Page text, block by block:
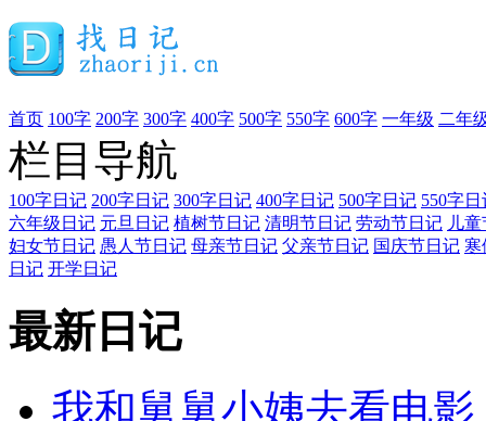
首页 100字 200字 300字 400字 500字 550字 600字 一年级 二年
栏目导航
100字日记 200字日记 300字日记 400字日记 500字日记 550字日
六年级日记 元旦日记 植树节日记 清明节日记 劳动节日记 儿
妇女节日记 愚人节日记 母亲节日记 父亲节日记 国庆节日记 寒
日记 开学日记
最新日记
我和舅舅小姨去看电影